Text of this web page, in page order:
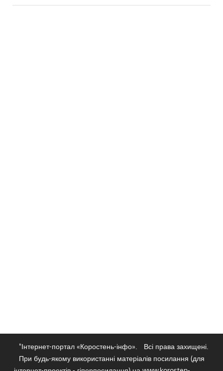
"Інтернет-портал «Коростень-інфо».
Всі права захищені.
При будь-якому використанні матеріалів посилання (для